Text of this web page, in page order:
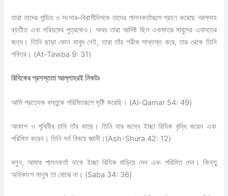
তারা তাদের পন্ডিত ও সংসার–বিরাগীদিগকে তাদের পালনকর্তারূপে গ্রহণ করেছে আল্লাহ
ব্যতীত এবং মরিয়মের পুত্রকেও। অথচ তারা আদিষ্ট ছিল একমাত্র মাবুদের এবাদতের
জন্য। তিনি ছাড়া কোন মাবুদ নেই,তারা তাঁর শরীক সাব্যস্ত করে,তার থেকে তিনি
পবিত্র। (At-Tawba 9: 31)
রিযিকের প্রশস্ততা আল্লাহরই নিকটঃ
আমি প্রত্যেক বস্তুকে পরিমিতরূপে সৃষ্টি করেছি। (Al-Qamar 54: 49)
আকাশ ও পৃথিবীর চাবি তাঁর কাছে। তিনি যার জন্যে ইচ্ছা রিযিক বৃদ্ধি করেন এবং
পরিমিত করেন। তিনি সর্ব বিষয়ে জ্ঞানী। (Ash-Shura 42: 12)
বলুন,আমার পালনকর্তা যাকে ইচ্ছা রিযিক বাড়িয়ে দেন এবং পরিমিত দেন। কিন্তু
অধিকাংশ মানুষ তা বোঝে না। (Saba 34: 36)